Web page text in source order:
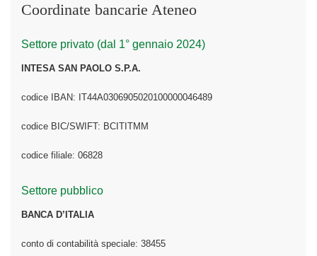
Coordinate bancarie Ateneo
Settore privato (dal 1° gennaio 2024)
INTESA SAN PAOLO S.P.A.
codice IBAN: IT44A0306905020100000046489
codice BIC/SWIFT: BCITITMM
codice filiale: 06828
Settore pubblico
BANCA D’ITALIA
conto di contabilità speciale: 38455